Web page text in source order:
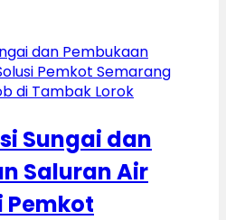
Sungai dan
Saluran Air
Pemkot